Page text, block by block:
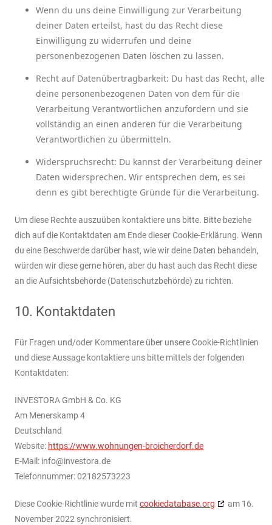
Wenn du uns deine Einwilligung zur Verarbeitung
deiner Daten erteilst, hast du das Recht diese
Einwilligung zu widerrufen und deine
personenbezogenen Daten löschen zu lassen.
Recht auf Datenübertragbarkeit: Du hast das Recht, alle
deine personenbezogenen Daten von dem für die
Verarbeitung Verantwortlichen anzufordern und sie
vollständig an einen anderen für die Verarbeitung
Verantwortlichen zu übermitteln.
Widerspruchsrecht: Du kannst der Verarbeitung deiner
Daten widersprechen. Wir entsprechen dem, es sei
denn es gibt berechtigte Gründe für die Verarbeitung.
Um diese Rechte auszuüben kontaktiere uns bitte. Bitte beziehe
dich auf die Kontaktdaten am Ende dieser Cookie-Erklärung. Wenn
du eine Beschwerde darüber hast, wie wir deine Daten behandeln,
würden wir diese gerne hören, aber du hast auch das Recht diese
an die Aufsichtsbehörde (Datenschutzbehörde) zu richten.
10. Kontaktdaten
Für Fragen und/oder Kommentare über unsere Cookie-Richtlinien
und diese Aussage kontaktiere uns bitte mittels der folgenden
Kontaktdaten:
INVESTORA GmbH & Co. KG
Am Menerskamp 4
Deutschland
Website: https://www.wohnungen-broicherdorf.de
E-Mail: info@investora.de
Telefonnummer: 02182573223
Diese Cookie-Richtlinie wurde mit cookiedatabase.org
am 16.
November 2022 synchronisiert.